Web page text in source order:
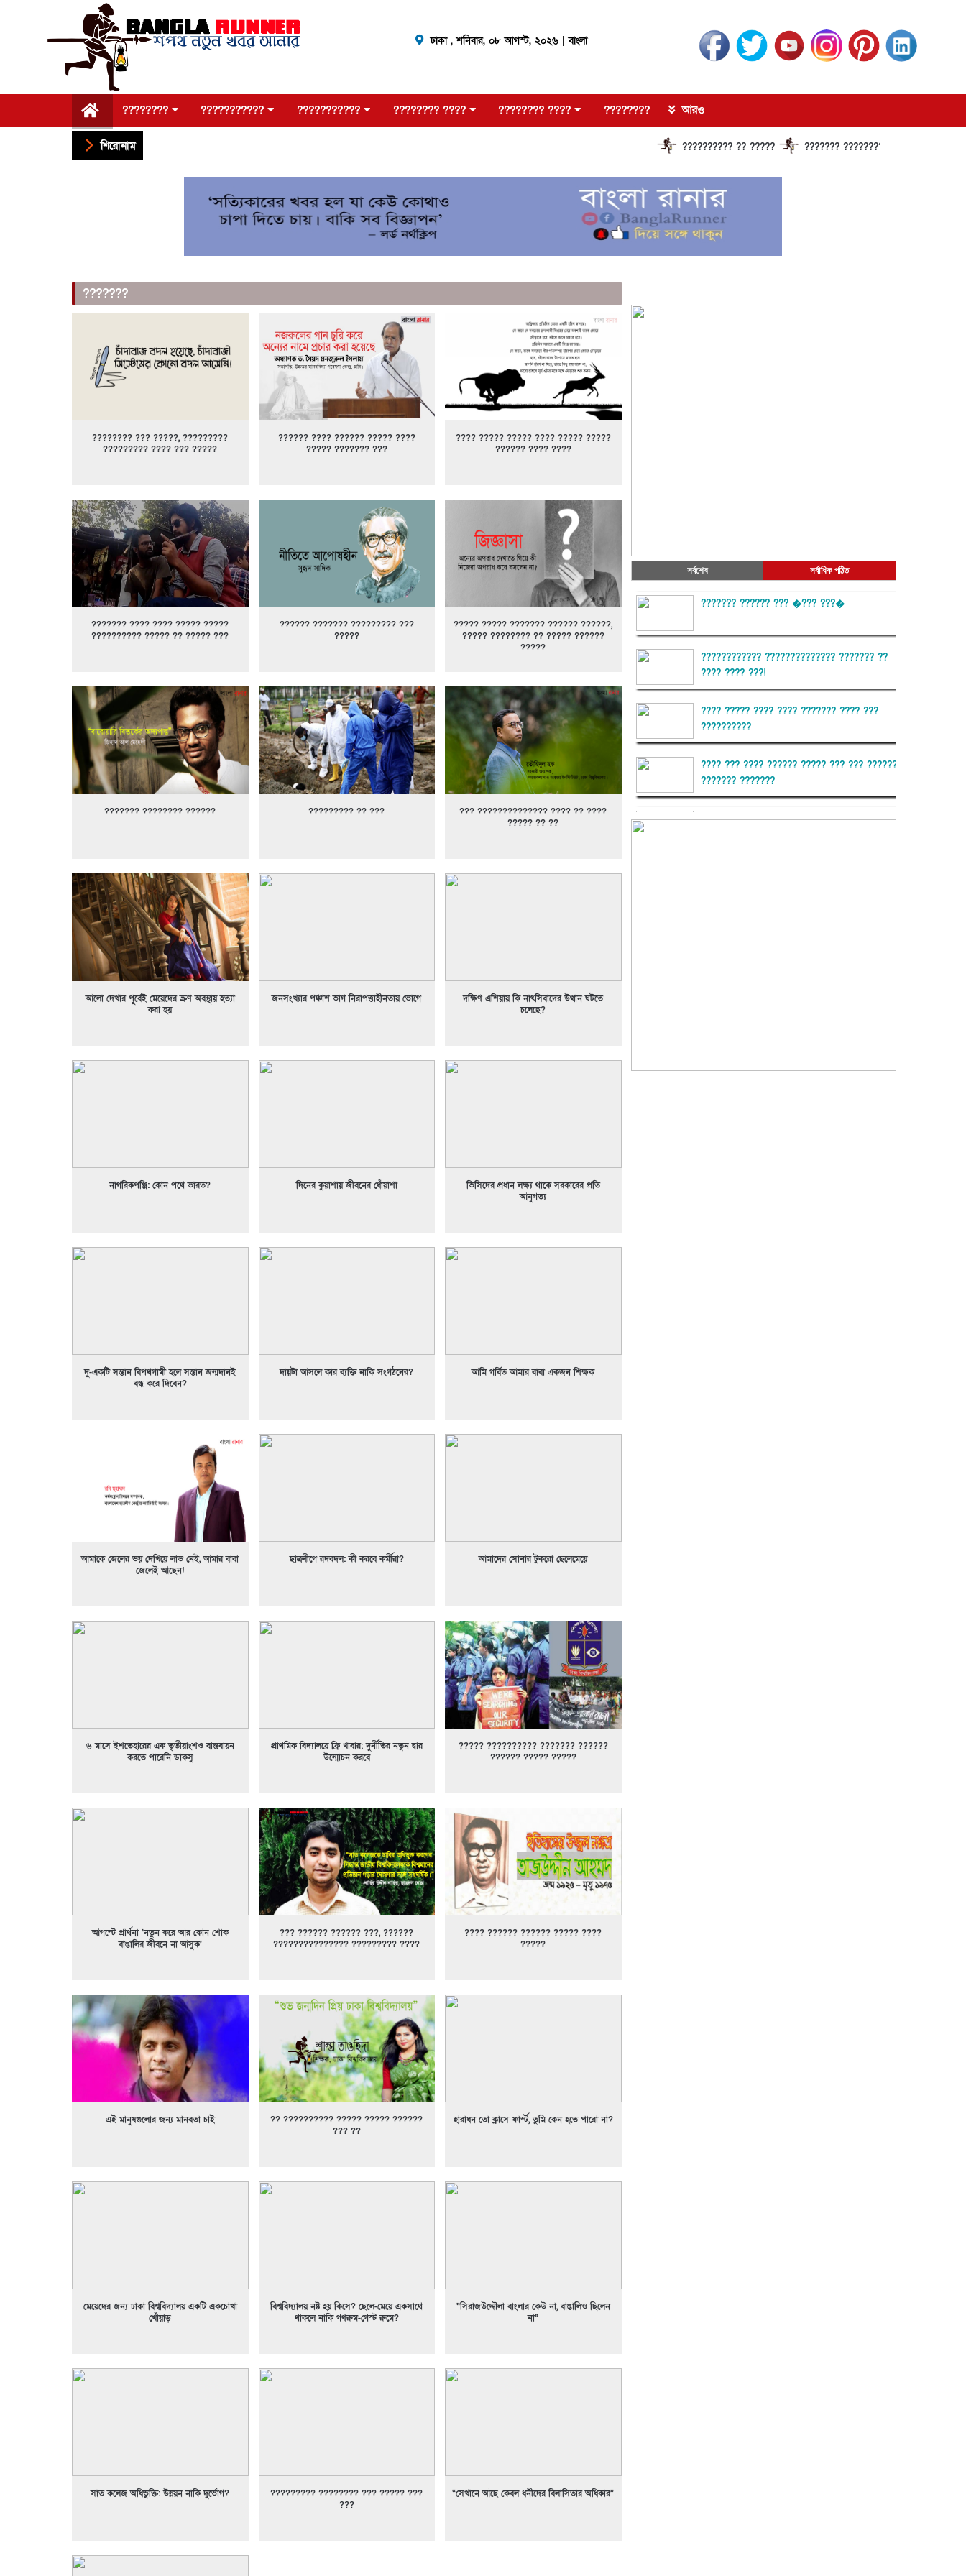
ঢাকা ,শনিবার, ০৮ আগস্ট, ২০২৬ | বাংলা
???????? ??????????? ??????????? ???????? ???? ???????? ???? ???????? আরও
শিরোনাম ?????????? ?? ????? ??????? ?????????????? ??????
???????
???????? ??? ?????, ?????????
????????? ???? ??? ?????
?????? ???? ?????? ????? ????
????? ??????? ???
???? ????? ????? ???? ????? ?????
?????? ???? ????
??????? ???? ???? ????? ?????
?????????? ????? ?? ????? ???
?????? ??????? ????????? ???
?????
????? ????? ??????? ?????? ??????,
????? ???????? ?? ????? ??????
?????
??????? ???????? ?????? ????????? ?? ???
??? ?????????????? ???? ?? ????
????? ?? ??
আলো দেখার পূর্বেই মেয়েদের ভ্রুণ অবস্থায় হত্যা
করা হয়
জনসংখ্যার পঞ্চাশ ভাগ নিরাপত্তাহীনতায় ভোগে
দক্ষিণ এশিয়ায় কি নাৎসিবাদের উত্থান ঘটতে
চলেছে?
নাগরিকপঞ্জি: কোন পথে ভারত? দিনের কুয়াশায় জীবনের ধোঁয়াশা
ভিসিদের প্রধান লক্ষ্য থাকে সরকারের প্রতি
আনুগত্য
দু-একটি সন্তান বিপথগামী হলে সন্তান জন্মদানই
বন্ধ করে দিবেন?
দায়টা আসলে কার ব্যক্তি নাকি সংগঠনের? আমি গর্বিত আমার বাবা একজন শিক্ষক
আমাকে জেলের ভয় দেখিয়ে লাভ নেই, আমার বাবা
জেলেই আছেন!
ছাত্রলীগে রদবদল: কী করবে কর্মীরা? আমাদের সোনার টুকরো ছেলেমেয়ে
৬ মাসে ইশতেহারের এক তৃতীয়াংশও বাস্তবায়ন
করতে পারেনি ডাকসু
প্রাথমিক বিদ্যালয়ে ফ্রি খাবার: দুর্নীতির নতুন দ্বার
উন্মোচন করবে
????? ?????????? ??????? ??????
?????? ????? ?????
আগস্টে প্রার্থনা ‘নতুন করে আর কোন শোক
বাঙালির জীবনে না আসুক’
??? ?????? ?????? ???, ??????
??????????????? ????????? ????
???? ?????? ?????? ????? ????
?????
এই মানুষগুলোর জন্য মানবতা চাই
?? ?????????? ????? ????? ??????
??? ??
হারাধন তো ক্লাসে ফার্স্ট, তুমি কেন হতে পারো না?
মেয়েদের জন্য ঢাকা বিশ্ববিদ্যালয় একটি একচোখা
খোঁয়াড়
বিশ্ববিদ্যালয় নষ্ট হয় কিসে? ছেলে-মেয়ে একসাথে
থাকলে নাকি গণরুম-গেস্ট রুমে?
“সিরাজউদ্দৌলা বাংলার কেউ না, বাঙালিও ছিলেন
না”
সাত কলেজ অধিভুক্তি: উন্নয়ন নাকি দুর্ভোগ?
????????? ???????? ??? ????? ???
???
“সেখানে আছে কেবল ধনীদের বিলাসিতার অধিকার”
সর্বশেষ সর্বাধিক পঠিত
??????? ?????? ??? �??? ???�
???????????? ?????????????? ??????? ??
???? ???? ???!
???? ????? ???? ???? ??????? ???? ???
??????????
???? ??? ???? ?????? ????? ??? ??? ??????
??????? ???????
??????? ?????????